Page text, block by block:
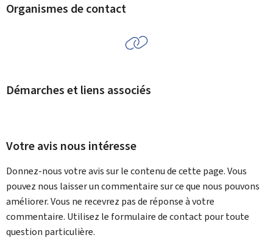
Organismes de contact
Démarches et liens associés
Votre avis nous intéresse
Donnez-nous votre avis sur le contenu de cette page. Vous
pouvez nous laisser un commentaire sur ce que nous pouvons
améliorer. Vous ne recevrez pas de réponse à votre
commentaire. Utilisez le formulaire de contact pour toute
question particulière.